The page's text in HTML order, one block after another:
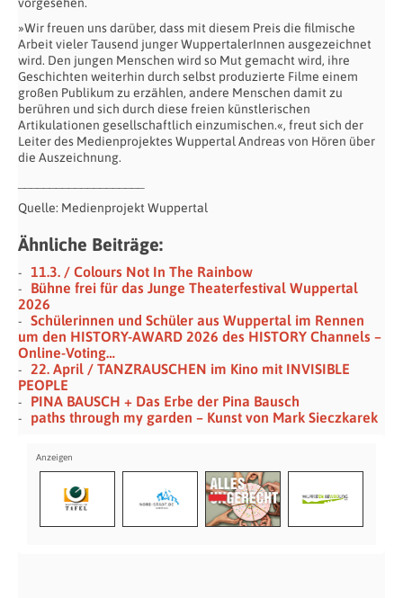
»Wir freuen uns darüber, dass mit diesem Preis die filmische
Arbeit vieler Tausend junger WuppertalerInnen ausgezeichnet
wird. Den jungen Menschen wird so Mut gemacht wird, ihre
Geschichten weiterhin durch selbst produzierte Filme einem
großen Publikum zu erzählen, andere Menschen damit zu
berühren und sich durch diese freien künstlerischen
Artikulationen gesellschaftlich einzumischen.«, freut sich der
Leiter des Medienprojektes Wuppertal Andreas von Hören über
die Auszeichnung.
Quelle: Medienprojekt Wuppertal
Ähnliche Beiträge:
11.3. / Colours Not In The Rainbow
Bühne frei für das Junge Theaterfestival Wuppertal
2026
Schülerinnen und Schüler aus Wuppertal im Rennen
um den HISTORY-AWARD 2026 des HISTORY Channels –
Online-Voting…
22. April / TANZRAUSCHEN im Kino mit INVISIBLE
PEOPLE
PINA BAUSCH + Das Erbe der Pina Bausch
paths through my garden – Kunst von Mark Sieczkarek